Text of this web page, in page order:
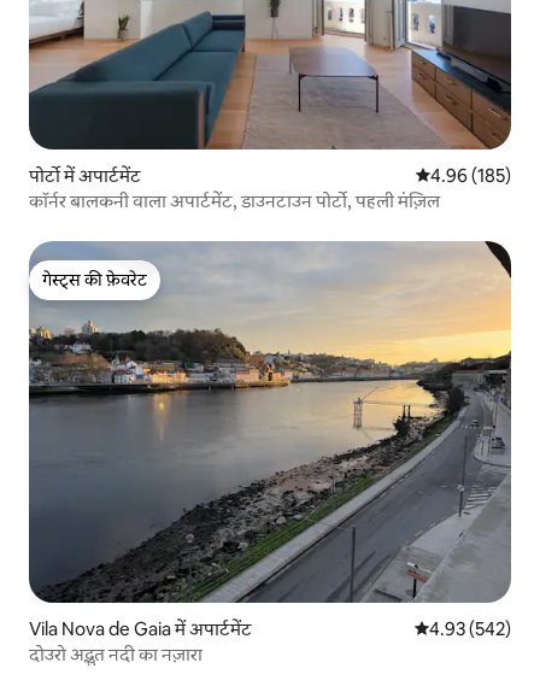
पोर्टो में अपार्टमेंट औसत रेटिंग 5 में से
4.96 (185)
कॉर्नर बालकनी वाला अपार्टमेंट, डाउनटाउन पोर्टो, पहली मंज़िल
गेस्ट्स की फ़ेवरेट
गेस्ट्स की फ़ेवरेट
Vila Nova de Gaia में अपार्टमेंट औसत रेटिंग 5 में से
4.93 (542)
दोउरो अद्भुत नदी का नज़ारा